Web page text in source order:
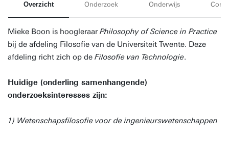
Overzicht Onderzoek Onderwijs
Mieke Boon is hoogleraarPhilosophy of Science in Practice
bij de afdeling Filosofie van de Universiteit Twente. Deze
afdeling richt zich op de Filosofie van Technologie.
Huidige (onderling samenhangende)
onderzoeksinteresses zijn:
1) Wetenschapsfilosofie voor de ingenieurswetenschappen